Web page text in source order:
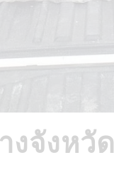
งจังหวัด